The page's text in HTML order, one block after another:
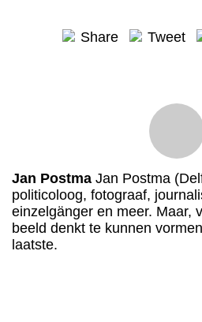
Share Tweet
Jan Postma Jan Postma
politicoloog, fotograaf,
einzelgänger en meer. Maar,
beeld denkt te kunnen
laatste.